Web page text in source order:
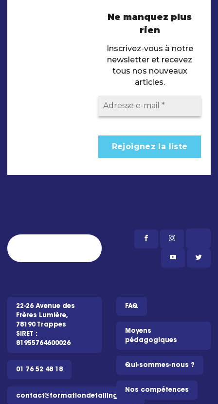
Ne manquez plus
rien
Inscrivez-vous à notre
newsletter et recevez
tous nos nouveaux
articles.
22-26 Avenue des
Frères Lumière,
78190 Trappes
SIRET :
81955764600026
01 76 52 48 18
contact@formationdetailing.com
FAQ
Moyens
pédagogiques
Qui-sommes-nous ?
Nos compétences